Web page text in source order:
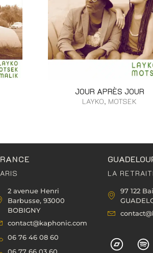
JOUR APRÈS JOUR
LAYKO, MOTSEK
2 avenue Henri
Barbusse, 93000
BOBIGNY
contact@kaphonic.com
06 76 46 08 60
LA
97 122